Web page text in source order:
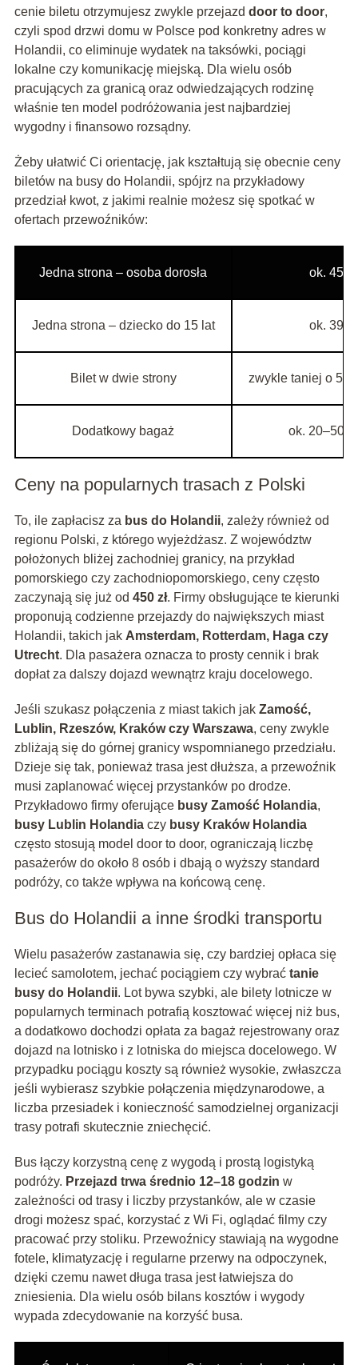
cenie biletu otrzymujesz zwykle przejazd door to door,
czyli spod drzwi domu w Polsce pod konkretny adres w
Holandii, co eliminuje wydatek na taksówki, pociągi
lokalne czy komunikację miejską. Dla wielu osób
pracujących za granicą oraz odwiedzających rodzinę
właśnie ten model podróżowania jest najbardziej
wygodny i finansowo rozsądny.
Żeby ułatwić Ci orientację, jak kształtują się obecnie ceny
biletów na busy do Holandii, spójrz na przykładowy
przedział kwot, z jakimi realnie możesz się spotkać w
ofertach przewoźników:
Jedna strona – osoba dorosła ok.
Jedna strona – dziecko do 15 lat ok.
Bilet w dwie strony zwykle taniej o
Dodatkowy bagaż ok. 20–50
Ceny na popularnych trasach z Polski
To, ile zapłacisz za bus do Holandii, zależy również od
regionu Polski, z którego wyjeżdżasz. Z województw
położonych bliżej zachodniej granicy, na przykład
pomorskiego czy zachodniopomorskiego, ceny często
zaczynają się już od 450 zł. Firmy obsługujące te kierunki
proponują codzienne przejazdy do największych miast
Holandii, takich jak Amsterdam, Rotterdam, Haga czy
Utrecht. Dla pasażera oznacza to prosty cennik i brak
dopłat za dalszy dojazd wewnątrz kraju docelowego.
Jeśli szukasz połączenia z miast takich jak Zamość,
Lublin, Rzeszów, Kraków czy Warszawa, ceny zwykle
zbliżają się do górnej granicy wspomnianego przedziału.
Dzieje się tak, ponieważ trasa jest dłuższa, a przewoźnik
musi zaplanować więcej przystanków po drodze.
Przykładowo firmy oferujące busy Zamość Holandia,
busy Lublin Holandiaczy busy Kraków Holandia
często stosują model door to door, ograniczają liczbę
pasażerów do około 8 osób i dbają o wyższy standard
podróży, co także wpływa na końcową cenę.
Bus do Holandii a inne środki transportu
Wielu pasażerów zastanawia się, czy bardziej opłaca się
lecieć samolotem, jechać pociągiem czy wybrać tanie
busy do Holandii. Lot bywa szybki, ale bilety lotnicze w
popularnych terminach potrafią kosztować więcej niż bus,
a dodatkowo dochodzi opłata za bagaż rejestrowany oraz
dojazd na lotnisko i z lotniska do miejsca docelowego. W
przypadku pociągu koszty są również wysokie, zwłaszcza
jeśli wybierasz szybkie połączenia międzynarodowe, a
liczba przesiadek i konieczność samodzielnej organizacji
trasy potrafi skutecznie zniechęcić.
Bus łączy korzystną cenę z wygodą i prostą logistyką
podróży. Przejazd trwa średnio 12–18 godzin w
zależności od trasy i liczby przystanków, ale w czasie
drogi możesz spać, korzystać z Wi Fi, oglądać filmy czy
pracować przy stoliku. Przewoźnicy stawiają na wygodne
fotele, klimatyzację i regularne przerwy na odpoczynek,
dzięki czemu nawet długa trasa jest łatwiejsza do
zniesienia. Dla wielu osób bilans kosztów i wygody
wypada zdecydowanie na korzyść busa.